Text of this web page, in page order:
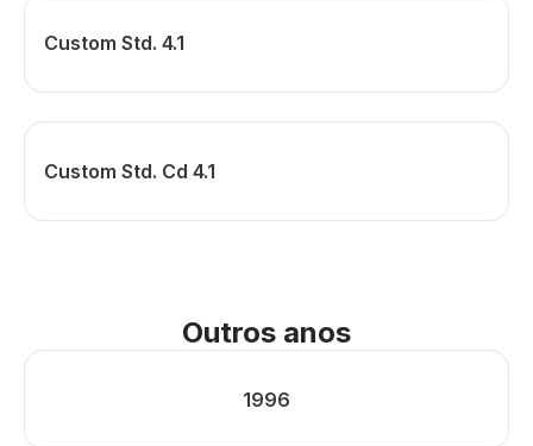
Custom Std. 4.1
Custom Std. Cd 4.1
Outros anos
1996